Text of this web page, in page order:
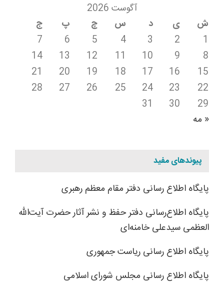
آگوست 2026
ش
ی د س چ پ
ج
1
2
3
4
5
6
7
8
9
10
11
12
13
14
15
16
17
18
19
20
21
22
23
24
25
26
27
28
29
30
31
« مه
پیوندهای مفید
پایگاه اطلاع رسانی دفتر مقام معظم رهبری
پایگاه اطلاع‌رسانی دفتر حفظ و نشر آثار حضرت آیت‌الله
العظمی سیدعلی خامنه‌ای
پایگاه اطلاع رسانی ریاست جمهوری
پایگاه اطلاع رسانی مجلس شورای اسلامی